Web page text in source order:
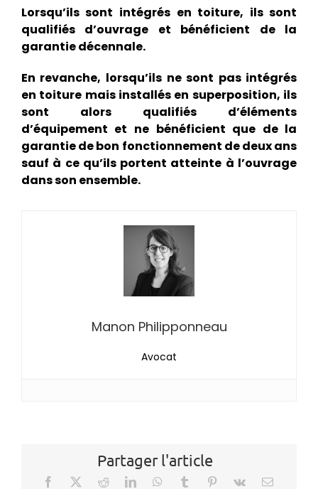
Lorsqu’ils sont intégrés en toiture, ils sont
qualifiés d’ouvrage et bénéficient de la
garantie décennale.
En revanche, lorsqu’ils ne sont pas intégrés
en toiture mais installés en superposition, ils
sont alors qualifiés d’éléments
d’équipement et ne bénéficient que de la
garantie de bon fonctionnement de deux ans
sauf à ce qu’ils portent atteinte à l’ouvrage
dans son ensemble.
Manon Philipponneau
Avocat
Partager l'article